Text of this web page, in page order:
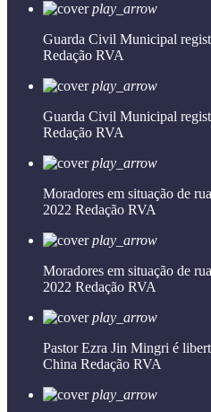
play_arrow
Guarda Civil Municipal
Redação RVA
play_arrow
Guarda Civil Municipal
Redação RVA
play_arrow
Moradores em situação de
2022 Redação RVA
play_arrow
Moradores em situação de
2022 Redação RVA
play_arrow
Pastor Ezra Jin Mingri é
China Redação RVA
play_arrow